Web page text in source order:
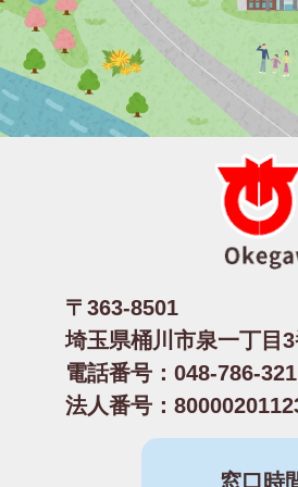
〒363-8501
埼玉県桶川市泉一丁目
電話番号：048-786-
法人番号：
窓口時